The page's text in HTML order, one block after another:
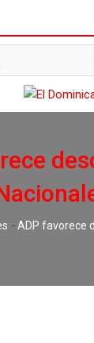
-ADP favorece